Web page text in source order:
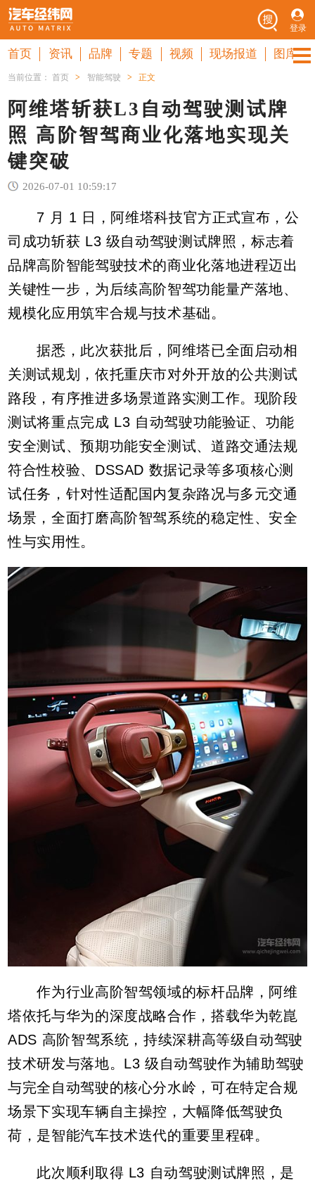
登录
首页 资讯 品牌 专题 视频 现场报道 图库
当前位置：首页 > 智能驾驶 > 正文
阿维塔斩获L3自动驾驶测试牌
照 高阶智驾商业化落地实现关
键突破
2026-07-01 10:59:17
7 月 1 日，阿维塔科技官方正式宣布，公
司成功斩获 L3 级自动驾驶测试牌照，标志着
品牌高阶智能驾驶技术的商业化落地进程迈出
关键性一步，为后续高阶智驾功能量产落地、
规模化应用筑牢合规与技术基础。
据悉，此次获批后，阿维塔已全面启动相
关测试规划，依托重庆市对外开放的公共测试
路段，有序推进多场景道路实测工作。现阶段
测试将重点完成 L3 自动驾驶功能验证、功能
安全测试、预期功能安全测试、道路交通法规
符合性校验、DSSAD 数据记录等多项核心测
试任务，针对性适配国内复杂路况与多元交通
场景，全面打磨高阶智驾系统的稳定性、安全
性与实用性。
作为行业高阶智驾领域的标杆品牌，阿维
塔依托与华为的深度战略合作，搭载华为乾崑
ADS 高阶智驾系统，持续深耕高等级自动驾驶
技术研发与落地。L3 级自动驾驶作为辅助驾驶
与完全自动驾驶的核心分水岭，可在特定合规
场景下实现车辆自主操控，大幅降低驾驶负
荷，是智能汽车技术迭代的重要里程碑。
此次顺利取得 L3 自动驾驶测试牌照，是